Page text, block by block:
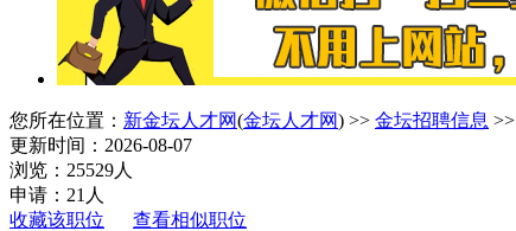
您所在位置： 新金坛人才网(金坛人才网) >> 金坛招聘信息 >>
更新时间：2026-08-07
浏览：25529人
申请：21人
收藏该职位
查看相似职位